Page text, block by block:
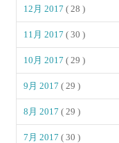
12月 2017( 28 )
11月 2017( 30 )
10月 2017( 29 )
9月 2017( 29 )
8月 2017( 29 )
7月 2017( 30 )